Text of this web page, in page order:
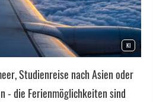
KI
Studienreise nach Asien oder
- die Ferienmöglichkeiten sind